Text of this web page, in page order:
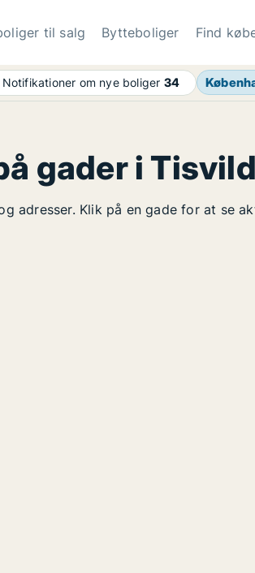
til salg Bytteboliger Find
Notifikationer om nye boliger 34
gader i
adresser. Klik på en gade for at se